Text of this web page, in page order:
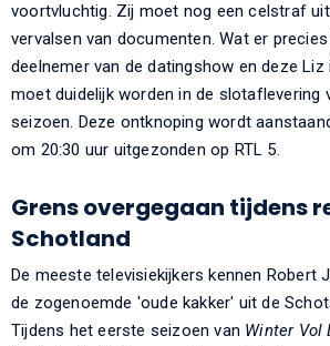
voortvluchtig. Zij moet nog een celstraf
vervalsen van documenten. Wat er
deelnemer van de datingshow en deze Liz
moet duidelijk worden in de slotaflevering
seizoen. Deze ontknoping wordt
om 20:30 uur uitgezonden op RTL 5.
Grens overgegaan tijdens
Schotland
De meeste televisiekijkers kennen Robert
de zogenoemde 'oude kakker' uit de
Tijdens het eerste seizoen van Winter Vol